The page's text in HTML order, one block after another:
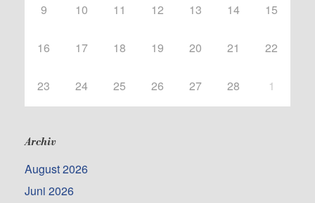
9 10 11 12 13 14 15
16 17 18 19 20 21 22
23 24 25 26 27 28 1
Archiv
August 2026
Juni 2026